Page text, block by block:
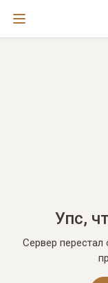
Упс,
Сервер